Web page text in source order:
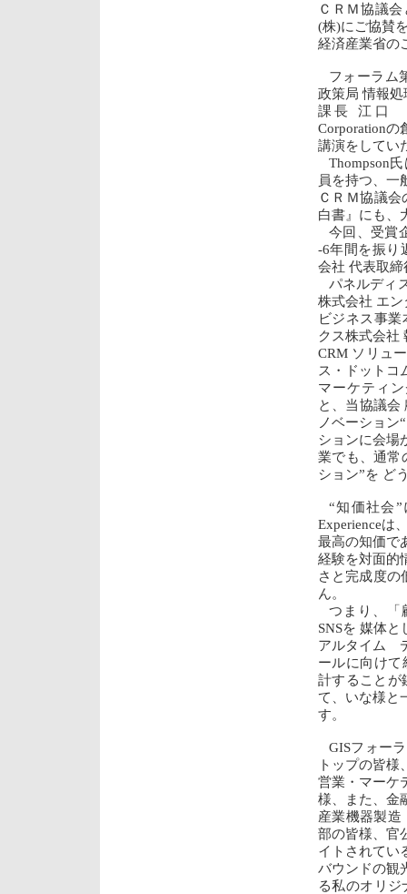
ＣＲＭ協議
(株)にご協賛
経済産業省の
フォーラム
政策局 情報処
課長 江口
Corporationの
講演をしてい
Thompson
員を持つ、一
ＣＲＭ協議
白書』にも、
今回、受賞
-6年間を振り
会社 代表取
パネルディ
株式会社 エ
ビジネス事
クス株式会社
CRM ソリュ
ス・ドットコ
マーケティ
と、当協議会
ノベーション
ションに会場
業でも、通常
ション”を ど
“知価社会”
Experienceは
最高の知価で
経験を対面的
さと完成度の
ん。
つまり、「
SNSを 媒体
アルタイム
ールに向けて
計することが
て、いな様と
す。
GISフォー
トップの皆様
営業・マーケ
様、また、金
産業機器製造
部の皆様、官
イトされてい
バウンドの観
る私のオリ